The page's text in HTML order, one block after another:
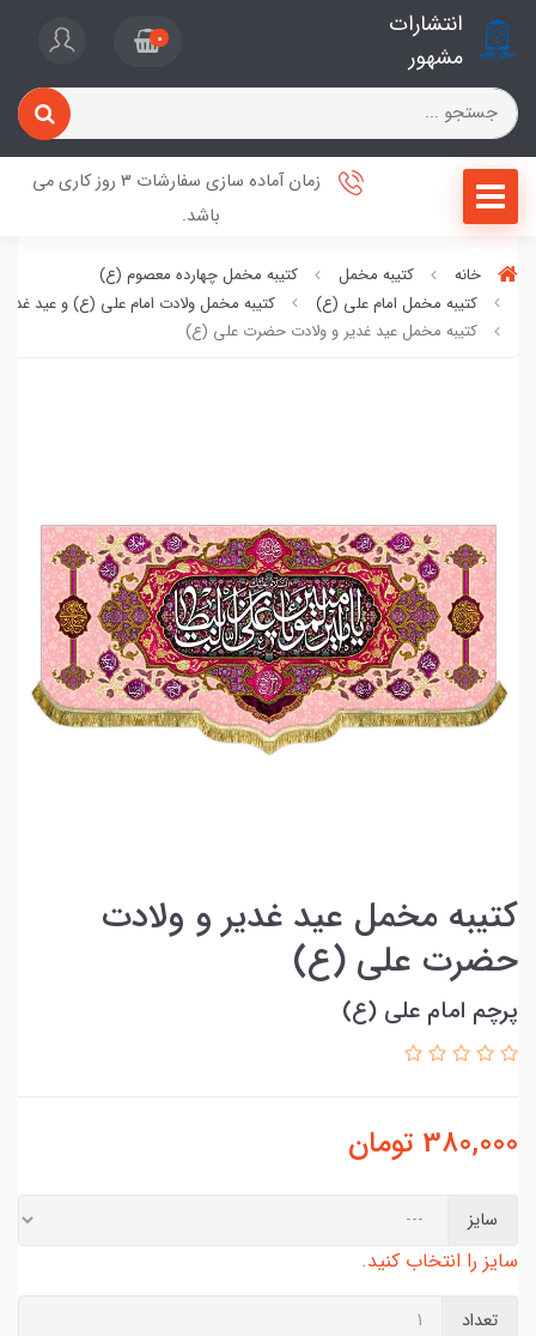
انتشارات
مشهور
0
زمان آماده سازی سفارشات 3 روز کاری می
باشد.
خانه کتیبه مخمل
کتیبه مخمل چهارده معصوم (ع)
کتیبه مخمل امام علی (ع)
کتیبه مخمل ولادت امام علی (ع) و عید
کتیبه مخمل عید غدیر و ولادت حضرت علی (ع)
کتیبه مخمل عید غدیر و ولادت
حضرت علی (ع)
پرچم امام علی (ع)
380,000 تومان
سایز
سایز را انتخاب کنید.
تعداد